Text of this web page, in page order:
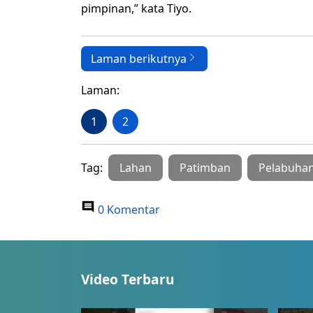
pimpinan,” kata Tiyo.
Laman berikutnya
Laman:
1 2
Tag: Lahan Patimban
0 Komentar
Video Terbaru